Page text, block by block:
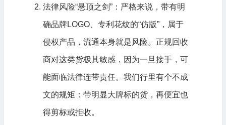
法律风险“悬顶之剑”：严格来说，带有明
确品牌LOGO、专利花纹的“仿版”，属于
侵权产品，流通本身就是风险。正规回收
商对这类货极其敏感，因为一旦接手，可
能面临法律连带责任。我们行里有个不成
文的规矩：带明显大牌标的货，再便宜也
得剪标或拒收。